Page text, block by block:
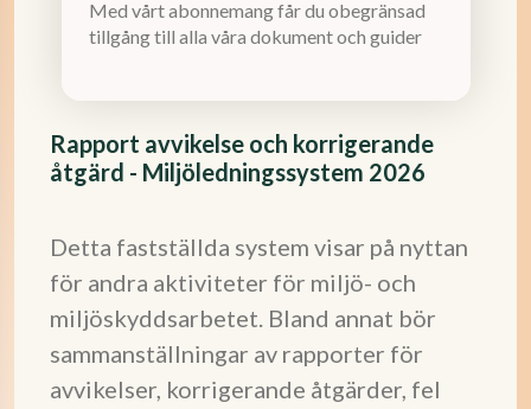
Rapport avvikelse och korrigerande
åtgärd - Miljöledningssystem 2026
Detta fastställda system visar på nyttan
för andra aktiviteter för miljö- och
miljöskyddsarbetet. Bland annat bör
sammanställningar av rapporter för
avvikelser, korrigerande åtgärder, fel
Med vårt abonnemang får du obegränsad
tillgång till alla våra dokument och guider